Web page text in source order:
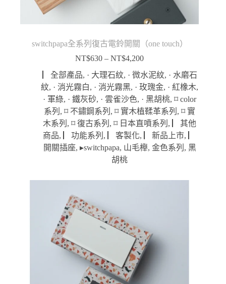
switchpapa全系列復古電鈴開關（one touch）
NT$630 – NT$4,200價
格
範
圍：
NT$630
到
NT$4,200
▏全部產品, · 大理石紋, · 微水泥紋, · 水磨石
紋, · 消光霧白, · 消光霧黑, · 玫瑰金, · 紅橡木,
· 軍綠, · 鐵灰砂, · 雲雀沙色, · 黑胡桃,⌑ color
系列 ,⌑ 不鏽鋼系列 ,⌑ 實木植鞣革系列 ,⌑ 實
木系列 ,⌑ 復古系列 ,⌑ 日本直噴系列 ,
▏其他
商品, ▏功能系列 , ▏客製化, ▏新品上市,
開關插座, ▸switchpapa, 山毛櫸, 金色系列 , 黑
胡桃